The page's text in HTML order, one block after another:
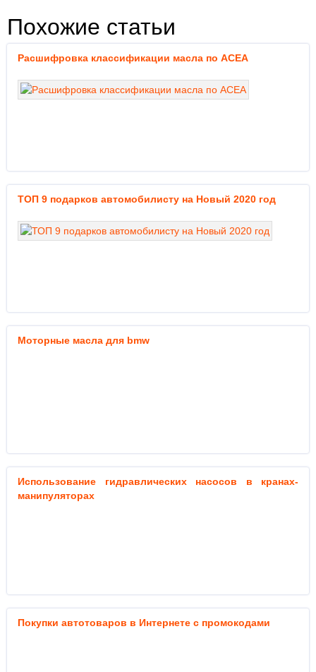
Похожие статьи
Расшифровка классификации масла по ACEA
ТОП 9 подарков автомобилисту на Новый 2020 год
Моторные масла для bmw
Использование гидравлических насосов в кранах-
манипуляторах
Покупки автотоваров в Интернете с промокодами